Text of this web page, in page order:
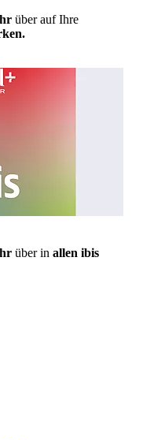
über auf Ihre
über in allen ibis